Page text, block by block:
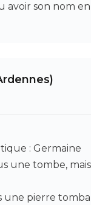
avoir son nom en
: Germaine
une tombe, mais
une pierre